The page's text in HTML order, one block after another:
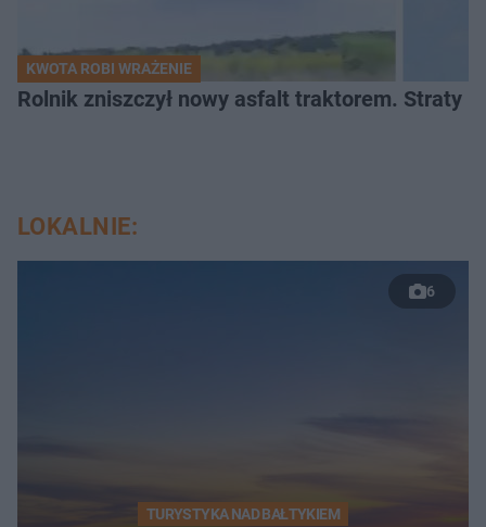
KWOTA ROBI WRAŻENIE
Rolnik zniszczył nowy asfalt traktorem. Straty
LOKALNIE:
6
TURYSTYKA NAD BAŁTYKIEM